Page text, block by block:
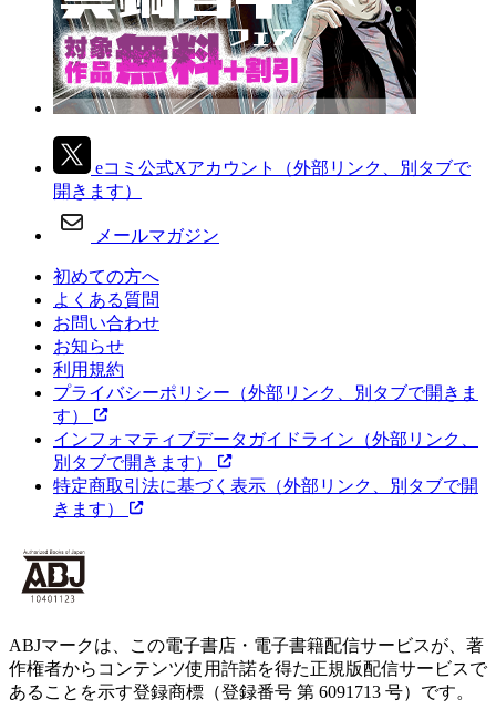
eコミ公式Xアカウント
（外部リンク、別タブで
開きます）
メールマガジン
初めての方へ
よくある質問
お問い合わせ
お知らせ
利用規約
プライバシーポリシー （外部リンク、別タブで開きま
す）
インフォマティブデータガイドライン （外部リンク、
別タブで開きます）
特定商取引法に基づく表示 （外部リンク、別タブで開
きます）
ABJマークは、この電子書店・電子書籍配信サービスが、著
作権者からコンテンツ使用許諾を得た正規版配信サービスで
あることを示す登録商標（登録番号 第 6091713 号）です。